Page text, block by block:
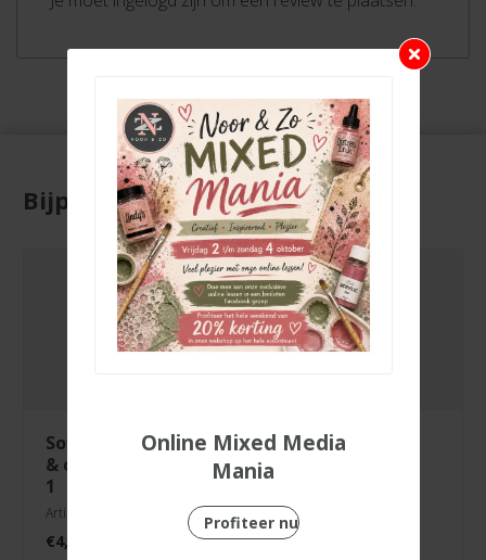
Bijpassende producten
sofft tool knife
& covers round
1
Artikelnr. 8065001-T
€4,99
sofft tool art
Artikelnr. CF-S61030
€11,99
Online Mixed Media
Mania
Profiteer nu